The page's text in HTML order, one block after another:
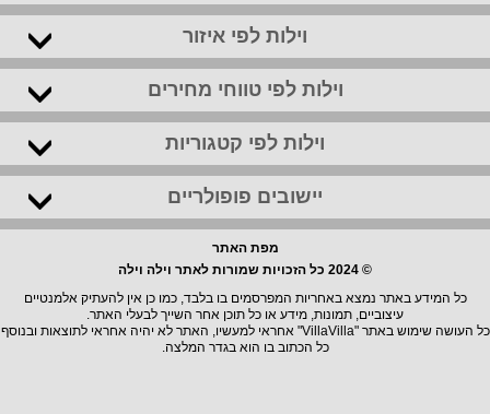
וילות לפי איזור
וילות לפי טווחי מחירים
וילות לפי קטגוריות
יישובים פופולריים
מפת האתר
© 2024 כל הזכויות שמורות לאתר וילה וילה
כל המידע באתר נמצא באחריות המפרסמים בו בלבד, כמו כן אין להעתיק אלמנטיים
עיצוביים, תמונות, מידע או כל תוכן אחר השייך לבעלי האתר.
כל העושה שימוש באתר "VillaVilla" אחראי למעשיו, האתר לא יהיה אחראי לתוצאות ובנוסף
כל הכתוב בו הוא בגדר המלצה.